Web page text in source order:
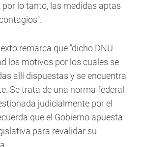
lo tanto, las medidas aptas
remarca que "dicho DNU
los motivos por los cuales se
allí dispuestas y se encuentra
Se trata de una norma federal
judicialmente por el
que el Gobierno apuesta
para revalidar su